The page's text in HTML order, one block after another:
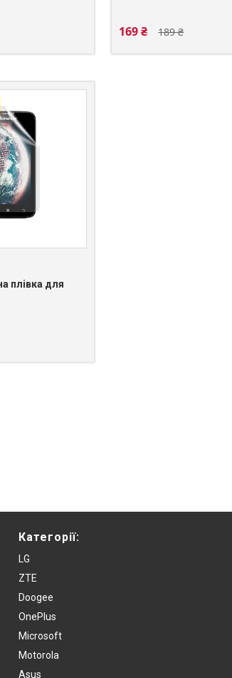
189 ₴
169 ₴
плівка для
Категорії:
LG
ZTE
Doogee
OnePlus
Microsoft
Motorola
Asus